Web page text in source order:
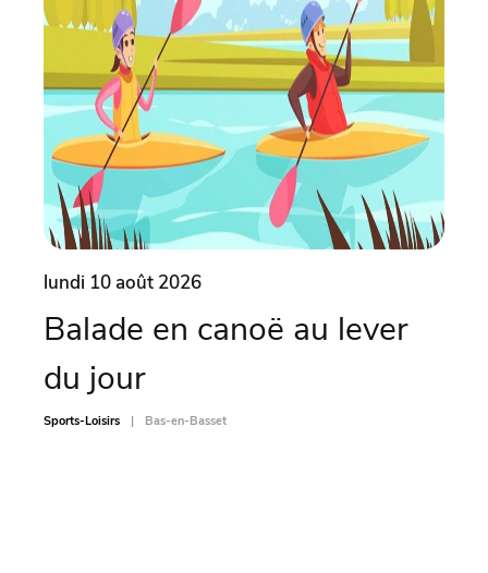
lundi 10 août 2026
Balade en canoë au lever
du jour
Sports-Loisirs Bas-en-Basset